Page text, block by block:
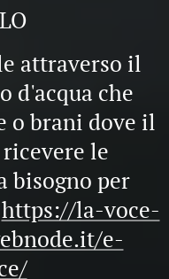
attraverso il
d'acqua che
o brani dove il
le
bisogno per
https://la-voce-
e-